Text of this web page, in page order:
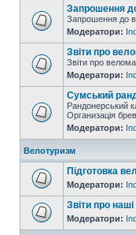
Запрошення
Запрошення до
Модератори:
Звіти про
Звіти про
Модератори:
Сумський
Рандонерський
Организація
Модератори:
Велотуризм
Підготовка
Модератори:
Звіти про
Модератори: